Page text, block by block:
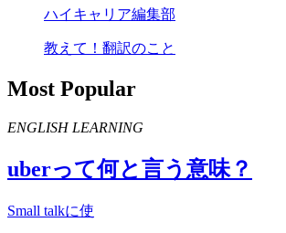
ハイキャリア編集部
教えて！翻訳のこと
Most Popular
ENGLISH LEARNING
uberって何と言う意味？
Small talkに使